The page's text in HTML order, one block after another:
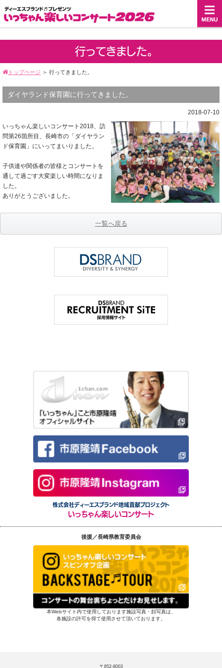
行ってきました。
トップページ ＞ 行ってきました。
ダイヤランド保育園に行ってきました。
2018-07-10
いっちゃん楽しいコンサート2018、訪
問第26箇所目、長崎市の「ダイヤラン
ド保育園」にいってまいりました。
子供達や関係者の皆様とコンサートを
通して過ごす大変楽しい時間になりま
した。
ありがとうございました。
一覧へ戻る
株式会社ディーエスブランド地域貢献プロジェクト
いっちゃん楽しいコンサート
後援／長崎県教育委員会
本Webサイト内で使用しております施設写真・顔写真は、
各施設の許可を得て使用させて頂いております。
〒852-8003